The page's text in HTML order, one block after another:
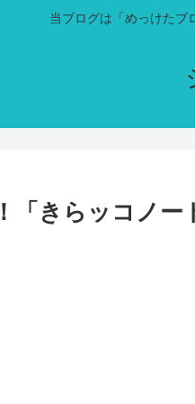
当ブログは「めっけたブ
「きらッコノー